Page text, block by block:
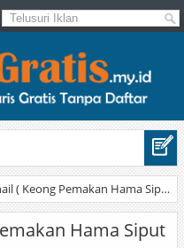
Putih
( Keong Pemakan Hama Siput )
Hama Siput